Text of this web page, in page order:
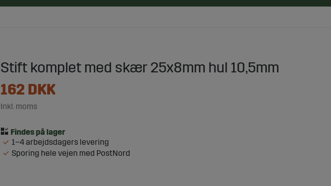
Stift komplet med skær 25x8mm hul 10,5mm
162 DKK
Inkl. moms
1–4 arbejdsdagers levering
Sporing hele vejen med PostNord